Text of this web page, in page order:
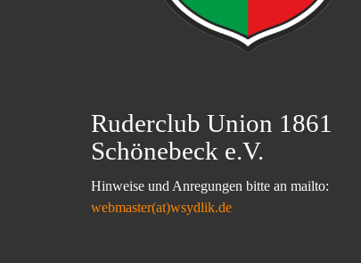
Ruderclub Union 1861
Schönebeck e.V.
Hinweise und Anregungen bitte an mailto:
webmaster(at)wsydlik.de